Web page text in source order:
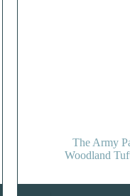
The Army
Woodland